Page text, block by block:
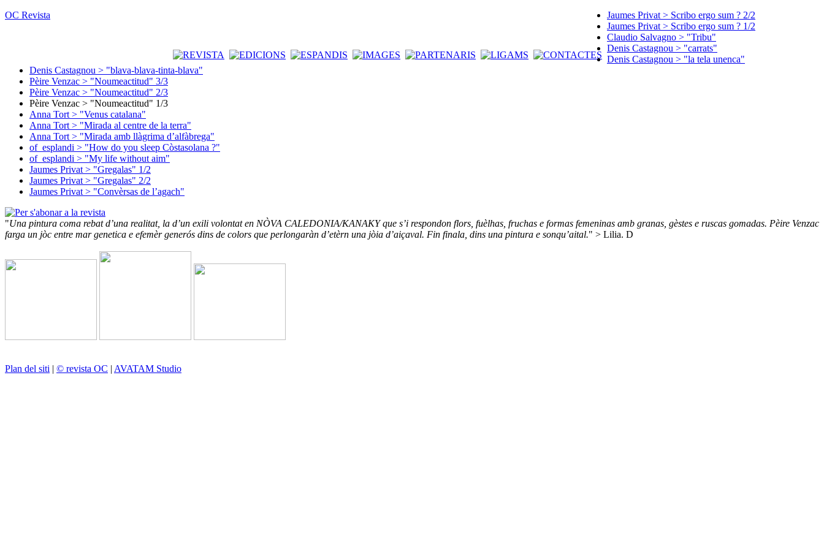
OC Revista
Jaumes Privat > Scribo ergo sum ? 2/2
Jaumes Privat > Scribo ergo sum ? 1/2
Claudio Salvagno > "Tribu"
Denis Castagnou > "carrats"
Denis Castagnou > "la tela unenca"
Denis Castagnou > "blava-blava-tinta-blava"
Pèire Venzac > "Noumeactitud" 3/3
Pèire Venzac > "Noumeactitud" 2/3
Pèire Venzac > "Noumeactitud" 1/3
Anna Tort > "Venus catalana"
Anna Tort > "Mirada al centre de la terra"
Anna Tort > "Mirada amb llàgrima d’alfàbrega"
of_esplandi > "How do you sleep Còstasolana ?"
of_esplandi > "My life without aim"
Jaumes Privat > "Gregalas" 1/2
Jaumes Privat > "Gregalas" 2/2
Jaumes Privat > "Convèrsas de l’agach"
"Una pintura coma rebat d’una realitat, la d’un exili volontat en NÒVA CALEDONIA/KANAKY que s’i respondon flors, fuèlhas, fruchas e formas femeninas amb granas, gèstes e ruscas gomadas. Pèire Venzac
farga un jòc entre mar genetica e efemèr generós dins de colors que perlongaràn d’etèrn una jòia d’aiçaval. Fin finala, dins una pintura e sonqu’aital." > Lilia. D
Plan del siti | © revista OC | AVATAM Studio